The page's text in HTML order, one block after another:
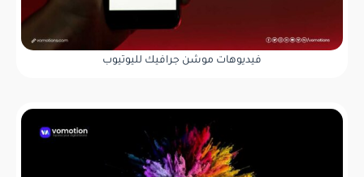
فيديوهات موشن جرافيك لليوتيوب